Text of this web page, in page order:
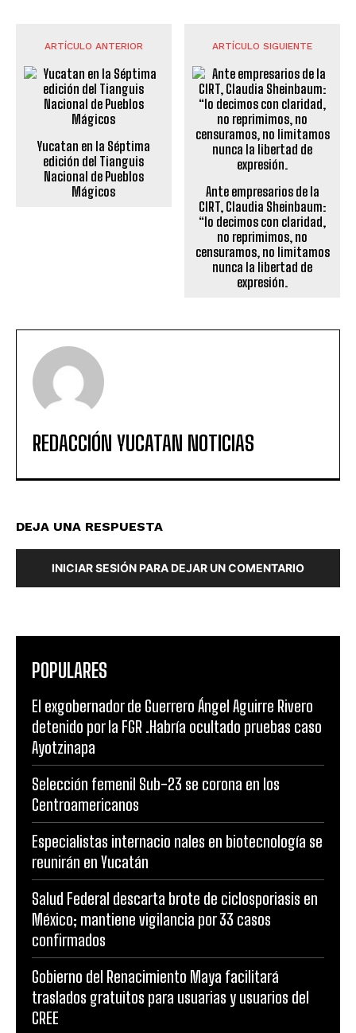
ARTÍCULO ANTERIOR
Yucatan en la Séptima
edición del Tianguis
Nacional de Pueblos
Mágicos
ARTÍCULO SIGUIENTE
Ante empresarios de la
CIRT, Claudia Sheinbaum:
“lo decimos con claridad,
no reprimimos, no
censuramos, no limitamos
nunca la libertad de
expresión.
REDACCIÓN YUCATAN NOTICIAS
DEJA UNA RESPUESTA
INICIAR SESIÓN PARA DEJAR UN COMENTARIO
POPULARES
El exgobernador de Guerrero Ángel Aguirre Rivero
detenido por la FGR .Habría ocultado pruebas caso
Ayotzinapa
Selección femenil Sub-23 se corona en los
Centroamericanos
Especialistas internacio nales en biotecnología se
reunirán en Yucatán
Salud Federal descarta brote de ciclosporiasis en
México; mantiene vigilancia por 33 casos
confirmados
Gobierno del Renacimiento Maya facilitará
traslados gratuitos para usuarias y usuarios del
CREE